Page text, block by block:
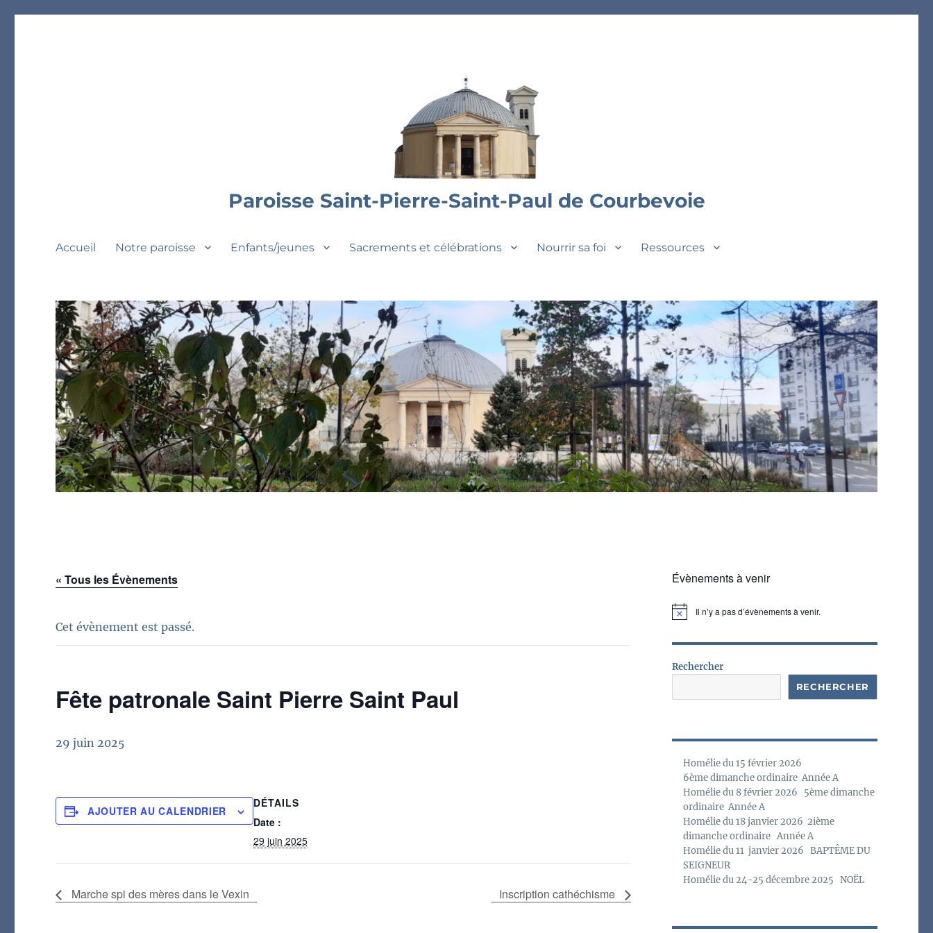
Paroisse Saint-Pierre-Saint-Paul de Courbevoie
Accueil Notre paroisse Enfants/jeunes Sacrements et célébrations Nourrir sa foi Ressources
« Tous les Évènements
Cet évènement est passé.
Fête patronale Saint Pierre Saint Paul
29 juin 2025
AJOUTER AU CALENDRIER
DÉTAILS
Date :
29 juin 2025
Marche spi des mères dans le Vexin Inscription cathéchisme
Évènements à venir
N
c
e
Il n’y a pas d’évènements à venir.
Rechercher
RECHERCHER
Homélie du 15 février 2026
6ème dimanche ordinaire Année A
Homélie du 8 février 2026 5ème dimanche
ordinaire Année A
Homélie du 18 janvier 2026 2ième
dimanche ordinaire Année A
Homélie du 11 janvier 2026 BAPTÊME DU
SEIGNEUR
Homélie du 24-25 décembre 2025 NOËL